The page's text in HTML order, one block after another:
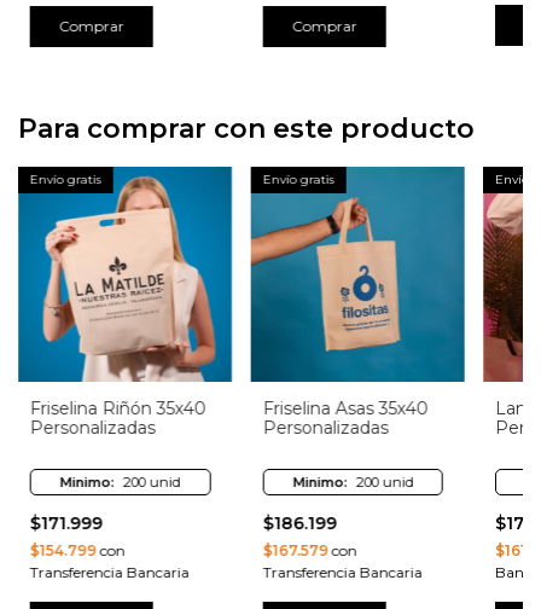
Comprar Comprar
Para comprar con este producto
Envío gratis
Friselina Riñón 35x40
Personalizadas
Minimo: 200 unid
$171.999
$154.799con
Transferencia Bancaria
Envío gratis
Friselina Asas 35x40
Personalizadas
Minimo: 200 unid
$186.199
$167.579con
Transferencia Bancaria
Envío